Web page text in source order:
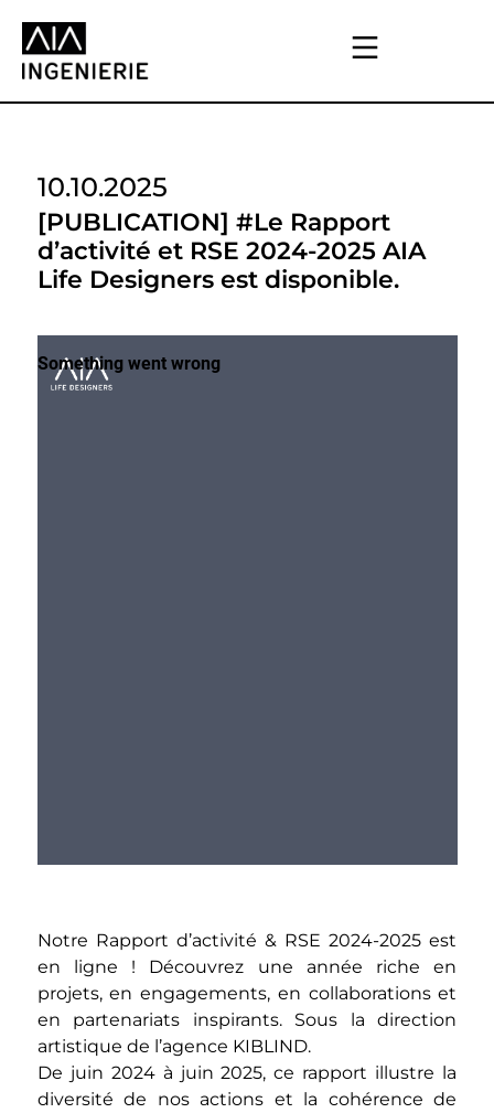
10.10.2025
[PUBLICATION] #Le Rapport
d’activité et RSE 2024-2025 AIA
Life Designers est disponible.
Notre Rapport d’activité & RSE 2024-2025 est
en ligne ! Découvrez une année riche en
projets, en engagements, en collaborations et
en partenariats inspirants. Sous la direction
artistique de l’agence KIBLIND.
De juin 2024 à juin 2025, ce rapport illustre la
diversité de nos actions et la cohérence de